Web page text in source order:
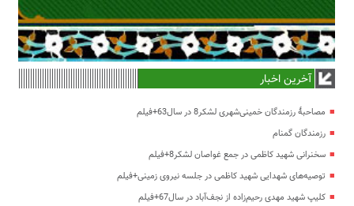
آخرین اخبار
مصاحبۀ رزمندگان خمینی‌شهری لشکر8 در سال63+فیلم
رزمندگان گمنام
سخنرانی شهید کاظمی در جمع غواصان لشکر8+فیلم
توصیه‌های شهدایی شهید کاظمی در جلسه نیروی زمینی+فیلم
کلیپ شهید مهدی رحیم‌زاده از نجف‌آباد در سال67+فیلم